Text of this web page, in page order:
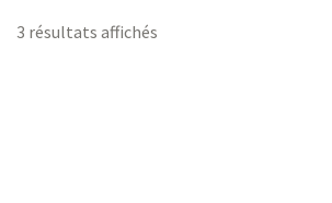
3 résultats affichés